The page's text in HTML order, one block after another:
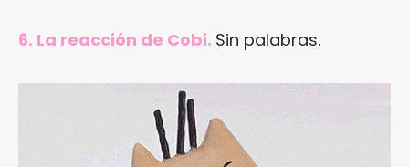
6. La reacción de Cobi. Sin palabras.